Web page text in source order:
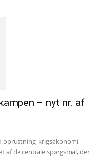
– nyt nr. af
oprustning, krigsøkonomi,
af de centrale spørgsmål, der